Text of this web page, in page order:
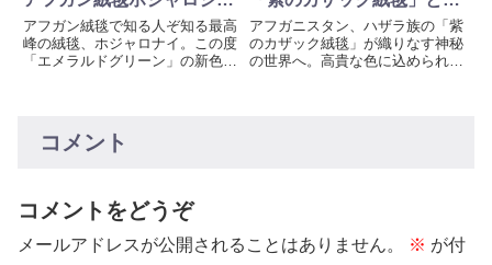
ナイ 手織り草木染め
sk008
アフガン絨毯で知る人ぞ知る最高
峰の絨毯、ホジャロナイ。この度
「エメラルドグリーン」の新色を
ます。豪華なアフガンラグにはグ
リーンが使われていると言われて
貴な色の系譜
アフガニスタン、ハザラ族の「紫
のカザック絨毯」が織りなす神秘
の世界へ。高貴な色に込められた
コメント
コメントをどうぞ
メールアドレスが公開されることはありません。 ※ が付